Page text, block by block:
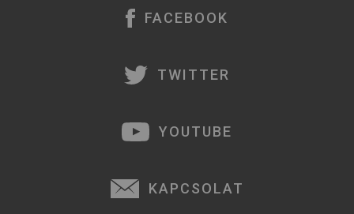
FACEBOOK
TWITTER
YOUTUBE
KAPCSOLAT